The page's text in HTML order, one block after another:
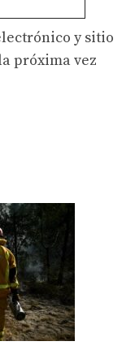
y sitio
próxima vez